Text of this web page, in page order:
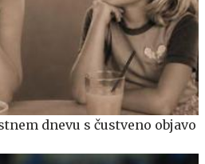
dnevu s čustveno objavo